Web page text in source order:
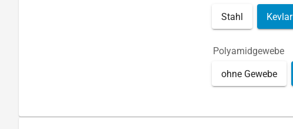
Stahl Kevlar
Polyamidgewebe
ohne Gewebe